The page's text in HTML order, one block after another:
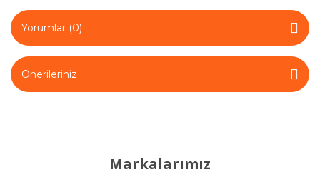
Yorumlar (0)
Önerileriniz
Markalarımız